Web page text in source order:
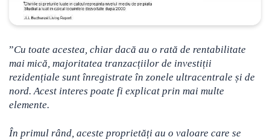
”Cu toate acestea, chiar dacă au o rată de rentabilitate
mai mică, majoritatea tranzacțiilor de investiții
rezidențiale sunt înregistrate în zonele ultracentrale și de
nord. Acest interes poate fi explicat prin mai multe
elemente.
În primul rând, aceste proprietăți au o valoare care se